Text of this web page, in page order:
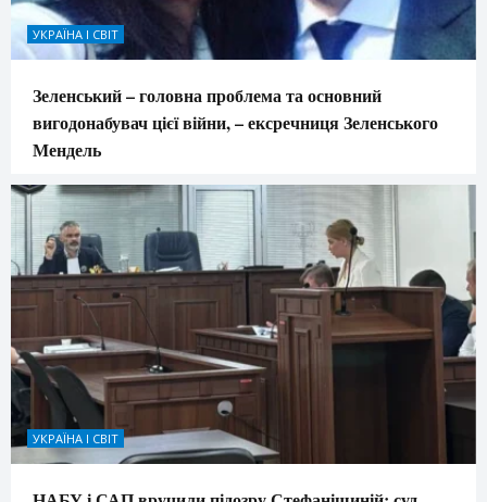
УКРАЇНА І СВІТ
Зеленський – головна проблема та основний
вигодонабувач цієї війни, – ексречниця Зеленського
Мендель
УКРАЇНА І СВІТ